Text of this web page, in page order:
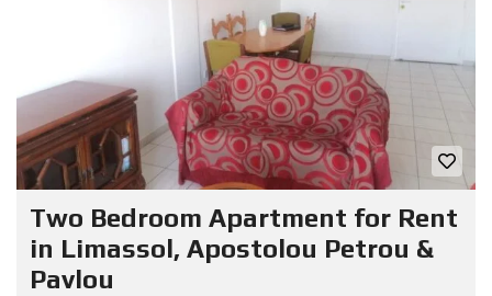
Two Bedroom Apartment for Rent
in Limassol, Apostolou Petrou &
Pavlou